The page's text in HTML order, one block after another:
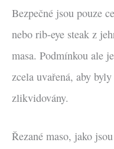
Bezpečné jsou pouze
nebo rib-eye steak z
masa. Podmínkou ale
zcela uvařená, aby
zlikvidovány.
Řezané maso, jako